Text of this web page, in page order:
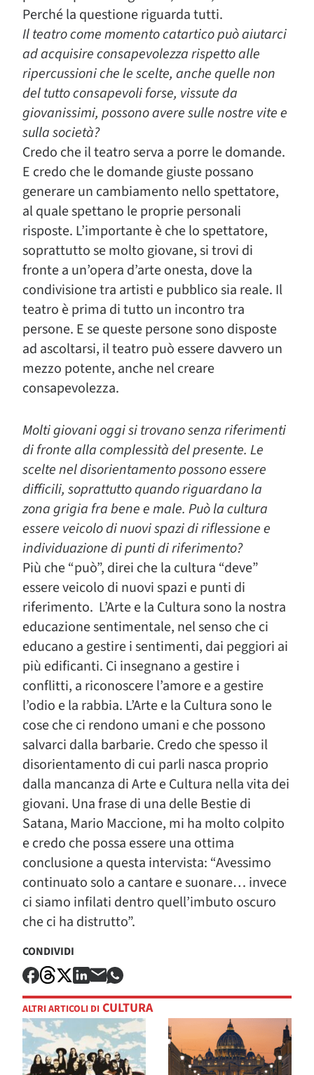
Perché la questione riguarda tutti.
Il teatro come momento catartico può aiutarci
ad acquisire consapevolezza rispetto alle
ripercussioni che le scelte, anche quelle non
del tutto consapevoli forse, vissute da
giovanissimi, possono avere sulle nostre vite e
sulla società?
Credo che il teatro serva a porre le domande.
E credo che le domande giuste possano
generare un cambiamento nello spettatore,
al quale spettano le proprie personali
risposte. L’importante è che lo spettatore,
soprattutto se molto giovane, si trovi di
fronte a un’opera d’arte onesta, dove la
condivisione tra artisti e pubblico sia reale. Il
teatro è prima di tutto un incontro tra
persone. E se queste persone sono disposte
ad ascoltarsi, il teatro può essere davvero un
mezzo potente, anche nel creare
consapevolezza.
Molti giovani oggi si trovano senza riferimenti
di fronte alla complessità del presente. Le
scelte nel disorientamento possono essere
difficili, soprattutto quando riguardano la
zona grigia fra bene e male. Può la cultura
essere veicolo di nuovi spazi di riflessione e
individuazione di punti di riferimento?
Più che “può”, direi che la cultura “deve”
essere veicolo di nuovi spazi e punti di
riferimento. L’Arte e la Cultura sono la nostra
educazione sentimentale, nel senso che ci
educano a gestire i sentimenti, dai peggiori ai
più edificanti. Ci insegnano a gestire i
conflitti, a riconoscere l’amore e a gestire
l’odio e la rabbia. L’Arte e la Cultura sono le
cose che ci rendono umani e che possono
salvarci dalla barbarie. Credo che spesso il
disorientamento di cui parli nasca proprio
dalla mancanza di Arte e Cultura nella vita dei
giovani. Una frase di una delle Bestie di
Satana, Mario Maccione, mi ha molto colpito
e credo che possa essere una ottima
conclusione a questa intervista: “Avessimo
continuato solo a cantare e suonare… invece
ci siamo infilati dentro quell’imbuto oscuro
che ci ha distrutto”.
CONDIVIDI
ALTRI ARTICOLI DI CULTURA